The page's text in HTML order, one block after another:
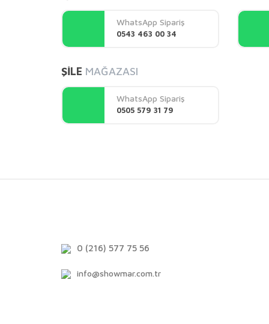
Ürün açıklamasında eksik bilgiler bulunuyor.
Ürün bilgilerinde hatalar bulunuyor.
Ürün fiyatı diğer sitelerden daha pahalı.
Bu ürüne benzer farklı alternatifler olmalı.
WhatsApp Sipariş
0543 463 00 34
ŞİLE MAĞAZASI
WhatsApp Sipariş
0505 579 31 79
0 (216) 577 75 56
info@showmar.com.tr